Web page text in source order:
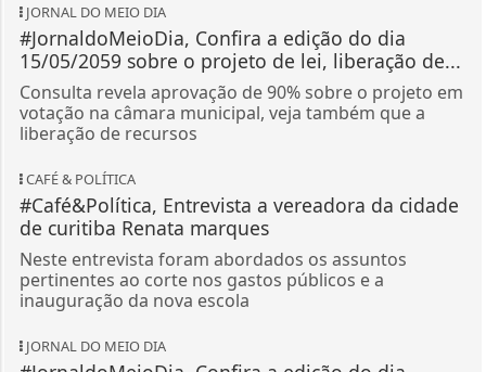
JORNAL DO MEIO DIA
#JornaldoMeioDia, Confira a edição do dia
15/05/2059 sobre o projeto de lei, liberação de...
Consulta revela aprovação de 90% sobre o projeto em
votação na câmara municipal, veja também que a
liberação de recursos
CAFÉ & POLÍTICA
#Café&Política, Entrevista a vereadora da cidade
de curitiba Renata marques
Neste entrevista foram abordados os assuntos
pertinentes ao corte nos gastos públicos e a
inauguração da nova escola
JORNAL DO MEIO DIA